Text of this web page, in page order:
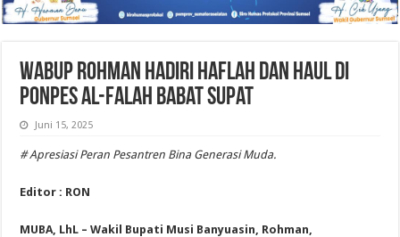
Wabup Rohman Hadiri Haflah dan Haul di
Ponpes Al-Falah Babat Supat
Juni 15, 2025
# Apresiasi Peran Pesantren Bina Generasi Muda.
Editor : RON
MUBA, LhL – Wakil Bupati Musi Banyuasin, Rohman,